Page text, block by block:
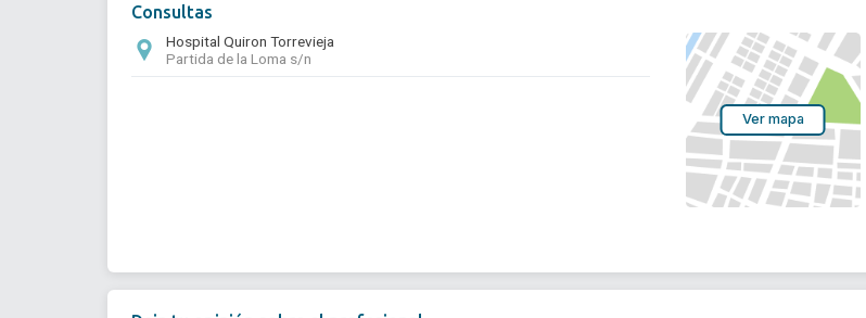
Consultas
Hospital Quiron Torrevieja
Partida de la Loma s/n
Ver mapa